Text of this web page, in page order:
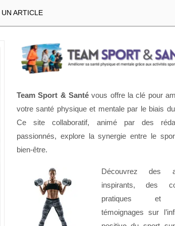
ARTICLE
Team Sport & Santé vous offre la clé pour
votre santé physique et mentale par le biais
Ce site collaboratif, animé par des
passionnés, explore la synergie entre le
bien-être.
Découvrez des
inspirants, des
pratiques et
témoignages sur